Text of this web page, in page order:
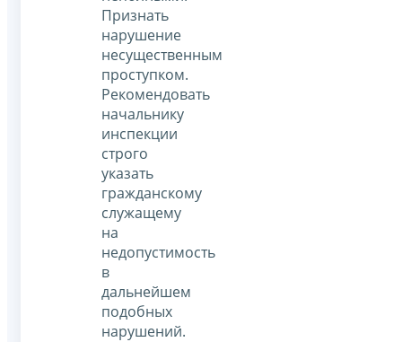
Признать
нарушение
несущественным
проступком.
Рекомендовать
начальнику
инспекции
строго
указать
гражданскому
служащему
на
недопустимость
в
дальнейшем
подобных
нарушений.